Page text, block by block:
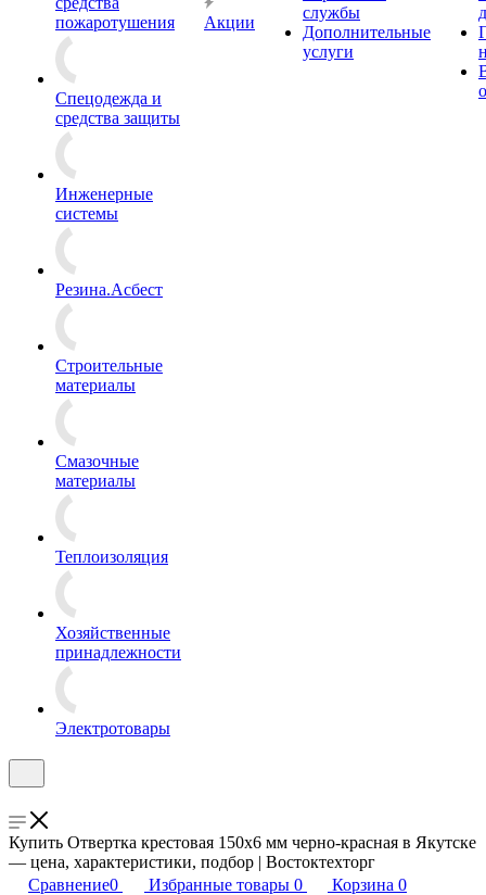
пожаротушения
Спецодежда и
средства защиты
Инженерные
системы
Резина.Асбест
Строительные
материалы
Смазочные
материалы
Теплоизоляция
Хозяйственные
принадлежности
Электротовары
Акции
службы
Дополнительные
услуги
Купить Отвертка крестовая 150х6 мм черно-красная в Якутске
— цена, характеристики, подбор | Востоктехторг
Сравнение0 Избранные товары 0 Корзина 0